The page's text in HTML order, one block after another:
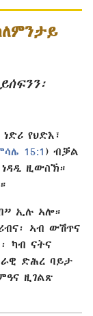
የህድእ፣
15:1 ) ብቓል
ዚውስኽ።
ኢሉ ኣሎ።
ኣብ ውሽጥና
ካብ ናትና
ድሕረ ባይታ
ዚገልጽ